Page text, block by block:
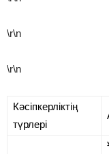
\r\n
\r\n
Кәсіпкерліктің
түрлері